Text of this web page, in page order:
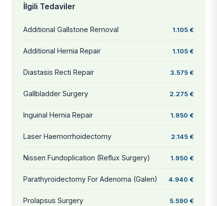
İlgili Tedaviler
Additional Gallstone Removal 1.105 €
Additional Hernia Repair 1.105 €
Diastasis Recti Repair 3.575 €
Gallbladder Surgery 2.275 €
Inguinal Hernia Repair 1.950 €
Laser Haemorrhoidectomy 2.145 €
Nissen Fundoplication (Reflux Surgery) 1.950 €
Parathyroidectomy For Adenoma (Galen) 4.940 €
Prolapsus Surgery 5.590 €